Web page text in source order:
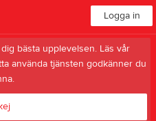
Logga in
bästa upplevelsen. Läs vår
använda tjänsten godkänner du